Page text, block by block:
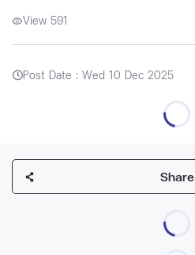
View 591
Post Date : Wed 10 Dec 2025
Share